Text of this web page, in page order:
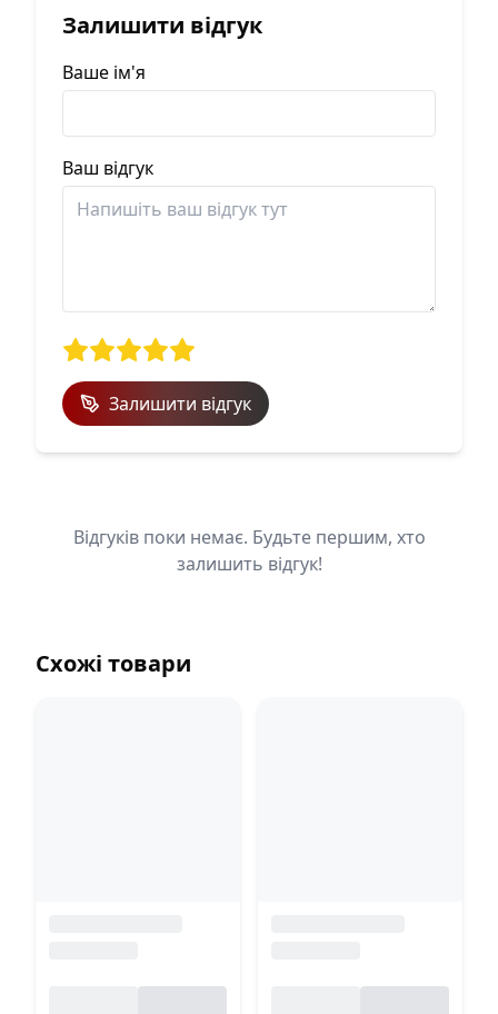
Залишити відгук
Ваше ім'я
Ваш відгук
Залишити відгук
Відгуків поки немає. Будьте першим, хто
залишить відгук!
Схожі товари